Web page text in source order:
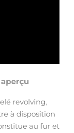
revolving,
à disposition
au fur et